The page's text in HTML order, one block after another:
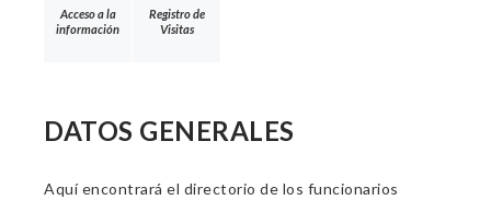
Acceso a la
información
Registro de
Visitas
DATOS GENERALES
Aquí encontrará el directorio de los funcionarios